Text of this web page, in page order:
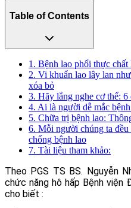
Table of Contents
1. Bệnh lao phổi thực chất
2. Vi khuẩn lao lây lan
xóa bỏ
3. Hãy lắng nghe cơ thể: 6
4. Ai là người dễ mắc
5. Chữa trị bệnh lao:
6. Mỗi người chúng ta
chống bệnh lao
7. Tài liệu tham khảo:
Theo PGS TS BS. Nguyễn
chức năng hô hấp Bệnh viện
cho biết :